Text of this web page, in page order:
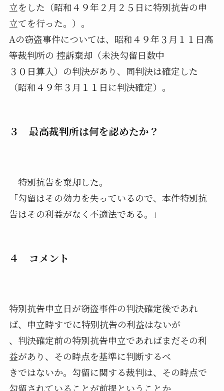
立をした（昭和４９年２月２５日に特別抗告の申
立てを行った。）。
Aの窃盗事件については、昭和４９年３月１１日高
等裁判所の 控訴棄却（未決勾留日数中
３０日算入）の判決があり、同判決は確定した
（昭和４９年３月１１日に判決確定）。
３ 最高裁判所は何を認めたか？
特別抗告を棄却した。
「勾留はその効力を失っているので、本件特別抗
告はその利益がなく不適法である。」
４ コメント
特別抗告申立日が窃盗事件の判決確定後であれ
ば、申立時すでに特別抗告の利益はないが
、判決確定前の特別抗告申立であればまだその利
益があり、その時点を基準に判断するべ
きではないか。勾留に関する裁判は、その時点で
勾留されていることが前提ということか